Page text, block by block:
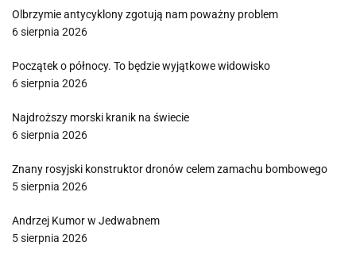
Olbrzymie antycyklony zgotują nam poważny problem
6 sierpnia 2026
Początek o północy. To będzie wyjątkowe widowisko
6 sierpnia 2026
Najdroższy morski kranik na świecie
6 sierpnia 2026
Znany rosyjski konstruktor dronów celem zamachu bombowego
5 sierpnia 2026
Andrzej Kumor w Jedwabnem
5 sierpnia 2026